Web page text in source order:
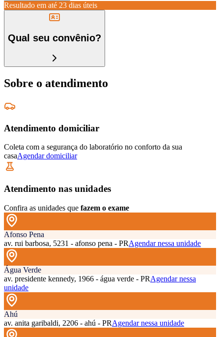
Resultado em até 23 dias úteis
Qual seu convênio?
Sobre o atendimento
Atendimento domiciliar
Coleta com a segurança do laboratório no conforto da sua
casaAgendar domiciliar
Atendimento nas unidades
Confira as unidades que fazem o exame
Afonso Pena
av. rui barbosa, 5231 - afonso pena - PRAgendar nessa unidade
Água Verde
av. presidente kennedy, 1966 - água verde - PRAgendar nessa
unidade
Ahú
av. anita garibaldi, 2206 - ahú - PRAgendar nessa unidade